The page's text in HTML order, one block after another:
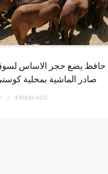
حافظ يضع حجر الاساس
صادر الماشية بمحلية
4 YEARS AGO